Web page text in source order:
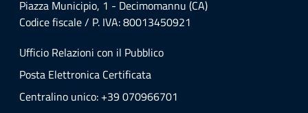
Piazza Municipio, 1 - Decimomannu (CA)
Codice fiscale / P. IVA: 80013450921
Ufficio Relazioni con il Pubblico
Posta Elettronica Certificata
Centralino unico: +39 070966701